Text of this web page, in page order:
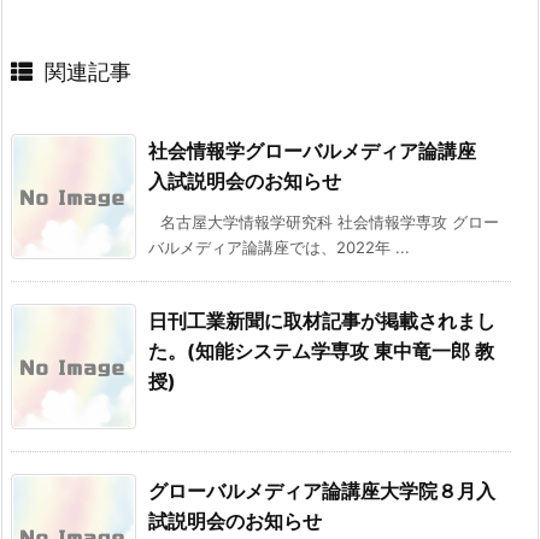
関連記事
社会情報学グローバルメディア論講座
入試説明会のお知らせ
名古屋大学情報学研究科 社会情報学専攻 グロー
バルメディア論講座では、2022年 ...
日刊工業新聞に取材記事が掲載されまし
た。(知能システム学専攻 東中竜一郎 教
授)
グローバルメディア論講座大学院８月入
試説明会のお知らせ